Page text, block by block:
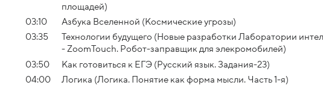
площадей)
03:10
Азбука Вселенной (Космические угрозы)
03:35
Технологии будущего (Новые разработки Лаборатории
- ZoomTouch. Робот-заправщик для элекромобилей)
03:50
Как готовиться к ЕГЭ (Русский язык. Задания-23)
04:00
Логика (Логика. Понятие как форма мысли. Часть 1-я)